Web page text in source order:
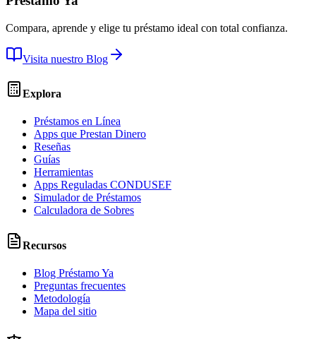
Compara, aprende y elige tu préstamo ideal con total confianza.
Visita nuestro Blog
Explora
Préstamos en Línea
Apps que Prestan Dinero
Reseñas
Guías
Herramientas
Apps Reguladas CONDUSEF
Simulador de Préstamos
Calculadora de Sobres
Recursos
Blog Préstamo Ya
Preguntas frecuentes
Metodología
Mapa del sitio